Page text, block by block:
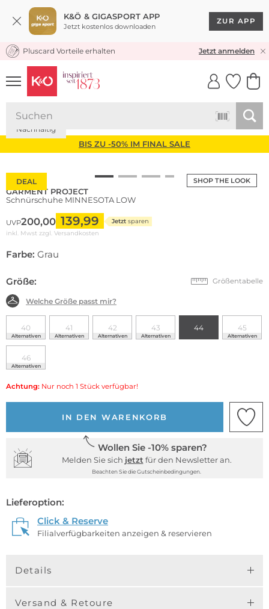
K&Ö & GIGASPORT APP
Jetzt kostenlos downloaden
ZUR APP
KOSTENLOSER VERSAND* & RÜCKVERSAND
Pluscard Vorteile erhalten Jetzt anmelden
UNSERE APP
CLICK &
BIS ZU -50% IM FINAL SALE
SHOP THE LOOK
DEAL
Nachhaltig
GARMENT PROJECT
Schnürschuhe MINNESOTA LOW
UVP200,00 139,99 Jetzt sparen
inkl. Mwst zzgl. Versandkosten
Farbe: Grau
Größe: Größentabelle
Welche Größe passt mir?
40
Alternativen
41
Alternativen
42
Alternativen
43
Alternativen
44 45
Alternativen
46
Alternativen
Achtung: Nur noch 1 Stück verfügbar!
IN DEN WARENKORB
Wollen Sie -10% sparen?
Melden Sie sich jetzt für den Newsletter an.
Beachten Sie die Gutscheinbedingungen.
Lieferoption:
Click & Reserve
Filialverfügbarkeiten anzeigen & reservieren
Details
Versand & Retoure